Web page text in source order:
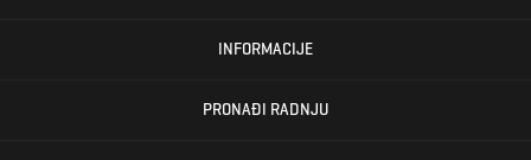
INFORMACIJE
PRONAĐI RADNJU